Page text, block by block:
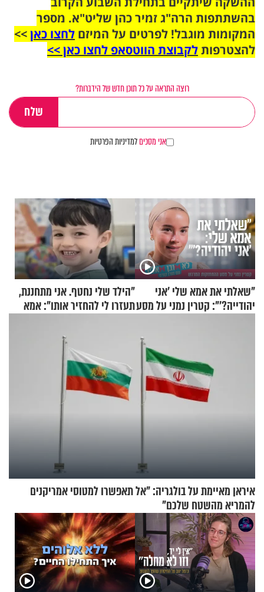
בהשתתפות הרה"ג זמיר כהן שליט"א. מספר
המקומות מוגבל! לפרטים על המיזם לחצו כאן>>
להצטרפותלקבוצת הווטסאפ לחצו כאן >>
רוצה התראה על כל תוכן חדש של הידברות?
אני מסכיםלמדיניות הפרטיות
"שאלתי את אמא שלי 'אני
יהודייה?'": קטרין נמני על מסע
"הילד שלי נחטף. אני מתחננת,
תעזרו לי להחזיר אותו": אמא
איראן מאיימת על בולגריה: "אל תאפשרו למטוסי אמריקנים
להמריא מהשטח שלכם"